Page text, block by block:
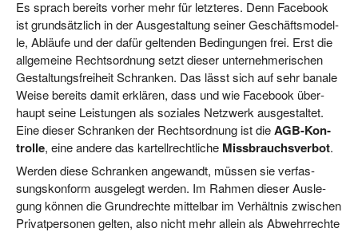
Es sprach bereits vor­her mehr für letz­te­res. Denn Face­book
ist grund­sätz­lich in der Aus­ge­stal­tung sei­ner Geschäfts­mo­del­
le, Abläu­fe und der dafür gel­ten­den Bedin­gun­gen frei. Erst die
all­ge­mei­ne Rechts­ord­nung setzt die­ser unter­neh­me­ri­schen
Gestal­tungs­frei­heit Schran­ken. Das lässt sich auf sehr bana­le
Wei­se bereits damit erklä­ren, dass und wie Face­book über­
haupt sei­ne Leis­tun­gen als sozia­les Netz­werk aus­ge­stal­tet.
Eine die­ser Schran­ken der Rechts­ord­nung ist dieAGB-Kon­
trol­le, eine ande­re das kar­tell­recht­li­che Miss­brauchs­ver­bot.
Wer­den die­se Schran­ken ange­wandt, müs­sen sie ver­fas­
sungs­kon­form aus­ge­legt wer­den. Im Rah­men die­ser Aus­le­
gung kön­nen die Grund­rech­te mit­tel­bar im Ver­hält­nis zwi­schen
Pri­vat­per­so­nen gel­ten, also nicht mehr allein als Abwehr­rech­te